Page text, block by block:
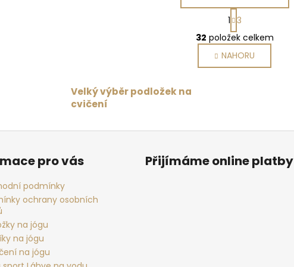
O
v
l
á
p
v
S
t
r
á
n
k
1 3
32 položek celkem
NAHORU
Velký výběr podložek na
cvičení
pro vás
podmínky
ochrany osobních
na jógu
na jógu
na jógu
Přijímáme online platby